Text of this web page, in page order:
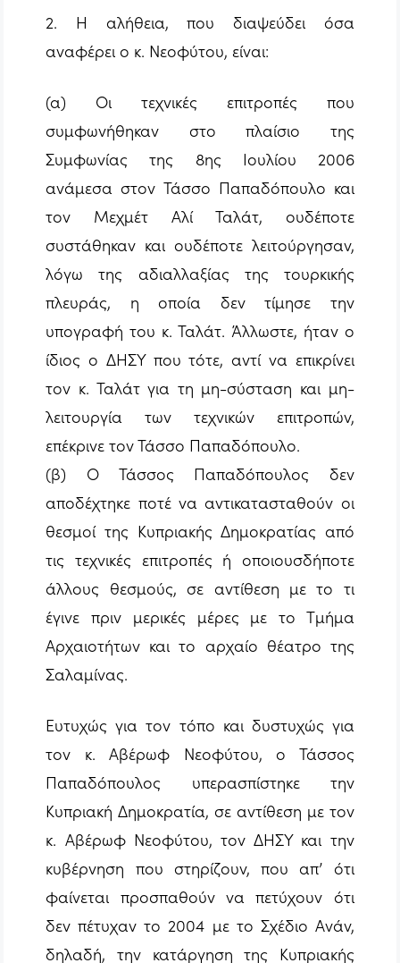
2. Η αλήθεια, που διαψεύδει όσα
αναφέρει ο κ. Νεοφύτου, είναι:
(α) Οι τεχνικές επιτροπές που
συμφωνήθηκαν στο πλαίσιο της
Συμφωνίας της 8ης Ιουλίου 2006
ανάμεσα στον Τάσσο Παπαδόπουλο και
τον Μεχμέτ Αλί Ταλάτ, ουδέποτε
συστάθηκαν και ουδέποτε λειτούργησαν,
λόγω της αδιαλλαξίας της τουρκικής
πλευράς, η οποία δεν τίμησε την
υπογραφή του κ. Ταλάτ. Άλλωστε, ήταν ο
ίδιος ο ΔΗΣΥ που τότε, αντί να επικρίνει
τον κ. Ταλάτ για τη μη-σύσταση και μη-
λειτουργία των τεχνικών επιτροπών,
επέκρινε τον Τάσσο Παπαδόπουλο.
(β) Ο Τάσσος Παπαδόπουλος δεν
αποδέχτηκε ποτέ να αντικατασταθούν οι
θεσμοί της Κυπριακής Δημοκρατίας από
τις τεχνικές επιτροπές ή οποιουσδήποτε
άλλους θεσμούς, σε αντίθεση με το τι
έγινε πριν μερικές μέρες με το Τμήμα
Αρχαιοτήτων και το αρχαίο θέατρο της
Σαλαμίνας.
Ευτυχώς για τον τόπο και δυστυχώς για
τον κ. Αβέρωφ Νεοφύτου, ο Τάσσος
Παπαδόπουλος υπερασπίστηκε την
Κυπριακή Δημοκρατία, σε αντίθεση με τον
κ. Αβέρωφ Νεοφύτου, τον ΔΗΣΥ και την
κυβέρνηση που στηρίζουν, που απ’ ότι
φαίνεται προσπαθούν να πετύχουν ότι
δεν πέτυχαν το 2004 με το Σχέδιο Ανάν,
δηλαδή, την κατάργηση της Κυπριακής